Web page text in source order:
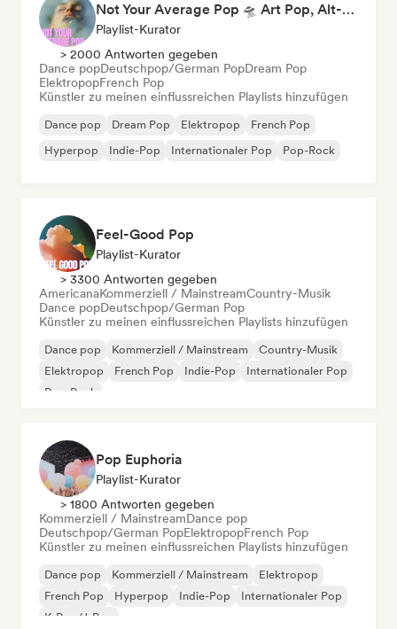
Not Your Average Pop 🛸 Art Pop, Alt-Pop & Indie Pop
Playlist-Kurator
> 2000 Antworten gegeben
Dance popDeutschpop/German PopDream Pop
ElektropopFrench Pop
Künstler zu meinen einflussreichen Playlists hinzufügen
Dance pop Dream Pop Elektropop
French Pop
Hyperpop
Indie-Pop Internationaler Pop Pop-Rock
Feel-Good Pop
Playlist-Kurator
> 3300 Antworten gegeben
AmericanaKommerziell / MainstreamCountry-Musik
Dance popDeutschpop/German Pop
Künstler zu meinen einflussreichen Playlists hinzufügen
Dance pop Kommerziell / Mainstream
Country-Musik
Elektropop
French Pop Indie-Pop
Internationaler Pop
Pop-Rock
Pop Euphoria
Playlist-Kurator
> 1800 Antworten gegeben
Kommerziell / MainstreamDance pop
Deutschpop/German PopElektropopFrench Pop
Künstler zu meinen einflussreichen Playlists hinzufügen
Dance pop Kommerziell / Mainstream
Elektropop
French Pop
Hyperpop Indie-Pop
Internationaler Pop
K-Pop/J-Pop